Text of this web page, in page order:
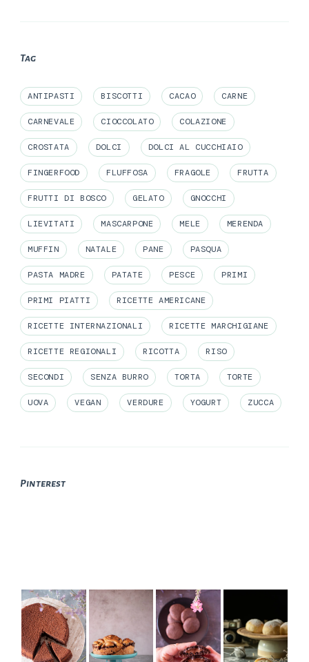
Tag
ANTIPASTI BISCOTTI CACAO CARNE
CARNEVALE CIOCCOLATO COLAZIONE
CROSTATA DOLCI DOLCI AL CUCCHIAIO
FINGERFOOD FLUFFOSA FRAGOLE FRUTTA
FRUTTI DI BOSCO GELATO GNOCCHI
LIEVITATI MASCARPONE MELE MERENDA
MUFFIN NATALE PANE PASQUA
PASTA MADRE PATATE PESCE PRIMI
PRIMI PIATTI RICETTE AMERICANE
RICETTE INTERNAZIONALI RICETTE MARCHIGIANE
RICETTE REGIONALI RICOTTA RISO
SECONDI SENZA BURRO TORTA TORTE
UOVA VEGAN VERDURE YOGURT ZUCCA
Pinterest